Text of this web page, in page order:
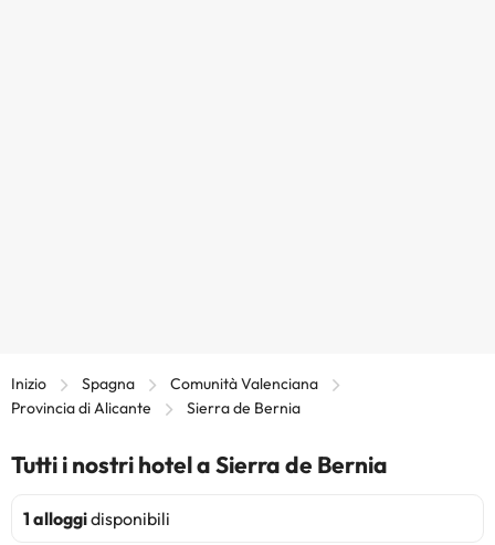
Inizio Spagna
Comunità Valenciana
Provincia di Alicante
Sierra de Bernia
Tutti i nostri hotel a Sierra de Bernia
1 alloggidisponibili